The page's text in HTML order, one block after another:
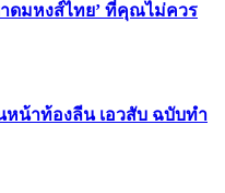
ดมหงส์ไทย’ ที่คุณไม่ควร
หน้าท้องลีน เอวสับ ฉบับทำ